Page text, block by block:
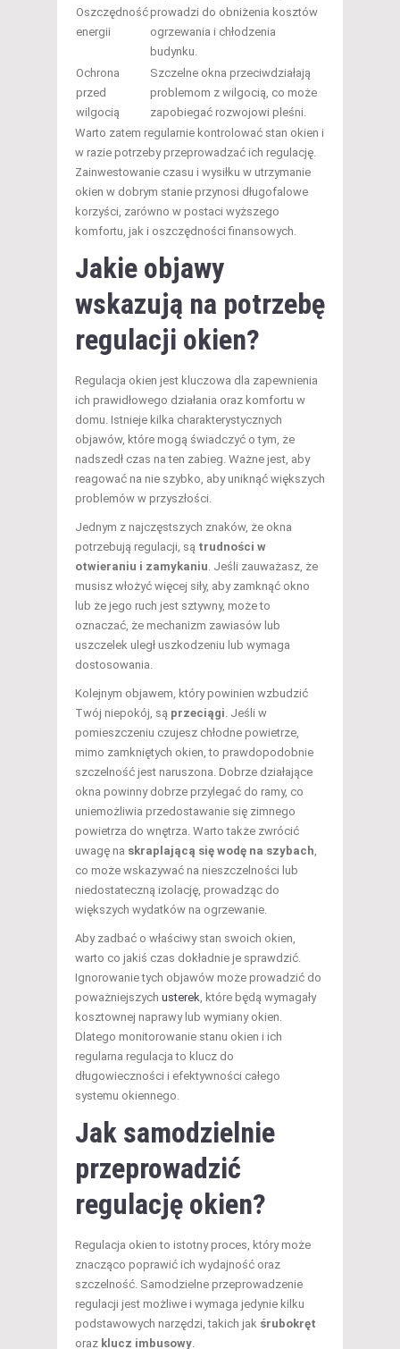
Oszczędność
energii
prowadzi do obniżenia kosztów
ogrzewania i chłodzenia
budynku.
Ochrona
przed
wilgocią
Szczelne okna przeciwdziałają
problemom z wilgocią, co może
zapobiegać rozwojowi pleśni.
Warto zatem regularnie kontrolować stan okien i
w razie potrzeby przeprowadzać ich regulację.
Zainwestowanie czasu i wysiłku w utrzymanie
okien w dobrym stanie przynosi długofalowe
korzyści, zarówno w postaci wyższego
komfortu, jak i oszczędności finansowych.
Jakie objawy
wskazują na potrzebę
regulacji okien?
Regulacja okien jest kluczowa dla zapewnienia
ich prawidłowego działania oraz komfortu w
domu. Istnieje kilka charakterystycznych
objawów, które mogą świadczyć o tym, że
nadszedł czas na ten zabieg. Ważne jest, aby
reagować na nie szybko, aby uniknąć większych
problemów w przyszłości.
Jednym z najczęstszych znaków, że okna
potrzebują regulacji, są trudności w
otwieraniu i zamykaniu . Jeśli zauważasz, że
musisz włożyć więcej siły, aby zamknąć okno
lub że jego ruch jest sztywny, może to
oznaczać, że mechanizm zawiasów lub
uszczelek uległ uszkodzeniu lub wymaga
dostosowania.
Kolejnym objawem, który powinien wzbudzić
Twój niepokój, są przeciągi . Jeśli w
pomieszczeniu czujesz chłodne powietrze,
mimo zamkniętych okien, to prawdopodobnie
szczelność jest naruszona. Dobrze działające
okna powinny dobrze przylegać do ramy, co
uniemożliwia przedostawanie się zimnego
powietrza do wnętrza. Warto także zwrócić
uwagę na skraplającą się wodę na szybach
co może wskazywać na nieszczelności lub
niedostateczną izolację, prowadząc do
większych wydatków na ogrzewanie.
Aby zadbać o właściwy stan swoich okien,
warto co jakiś czas dokładnie je sprawdzić.
Ignorowanie tych objawów może prowadzić do
poważniejszych usterek , które będą wymagały
kosztownej naprawy lub wymiany okien.
Dlatego monitorowanie stanu okien i ich
regularna regulacja to klucz do
długowieczności i efektywności całego
systemu okiennego.
Jak samodzielnie
przeprowadzić
regulację okien?
Regulacja okien to istotny proces, który może
znacząco poprawić ich wydajność oraz
szczelność. Samodzielne przeprowadzenie
regulacji jest możliwe i wymaga jedynie kilku
podstawowych narzędzi, takich jak śrubokręt
oraz klucz imbusowy